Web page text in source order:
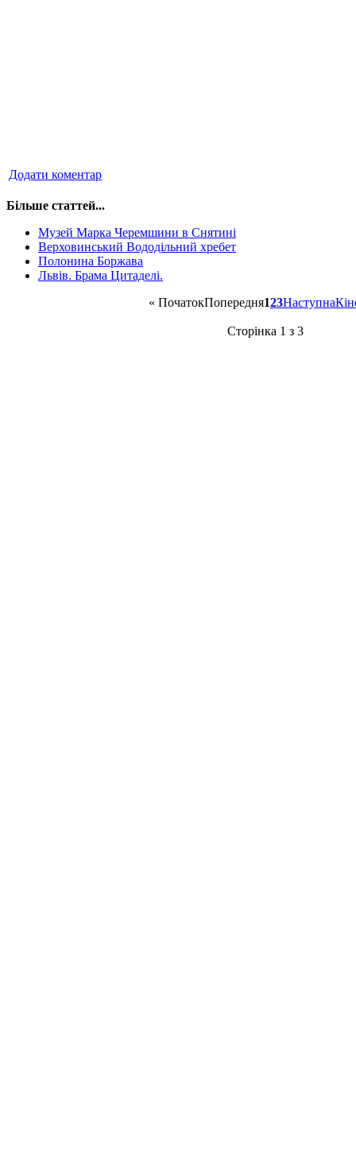
Додати коментар
Більше статтей...
Музей Марка Черемшини в Снятині
Верховинський Вододільний хребет
Полонина Боржава
Львів. Брама Цитаделі.
« ПочатокПопередня123Наступна
Сторінка 1 з 3